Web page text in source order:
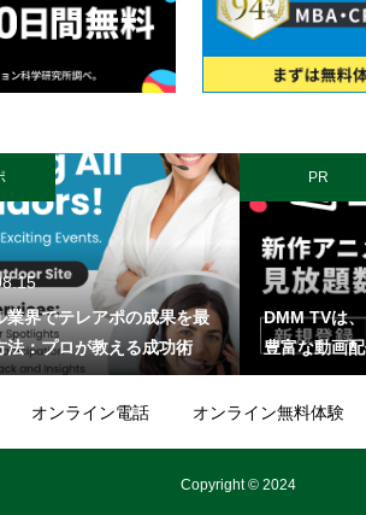
業界でテレアポの成果を最
法：プロが教える成功術
PR
DMM TVは
豊富な動画
録なら30日
550円の「
オンライン電話 オンライン無料体験
Copyright © 2024